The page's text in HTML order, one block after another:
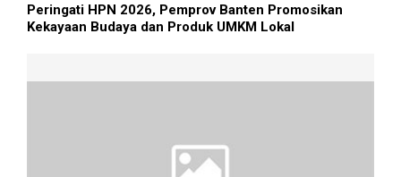
Peringati HPN 2026, Pemprov Banten Promosikan
Kekayaan Budaya dan Produk UMKM Lokal